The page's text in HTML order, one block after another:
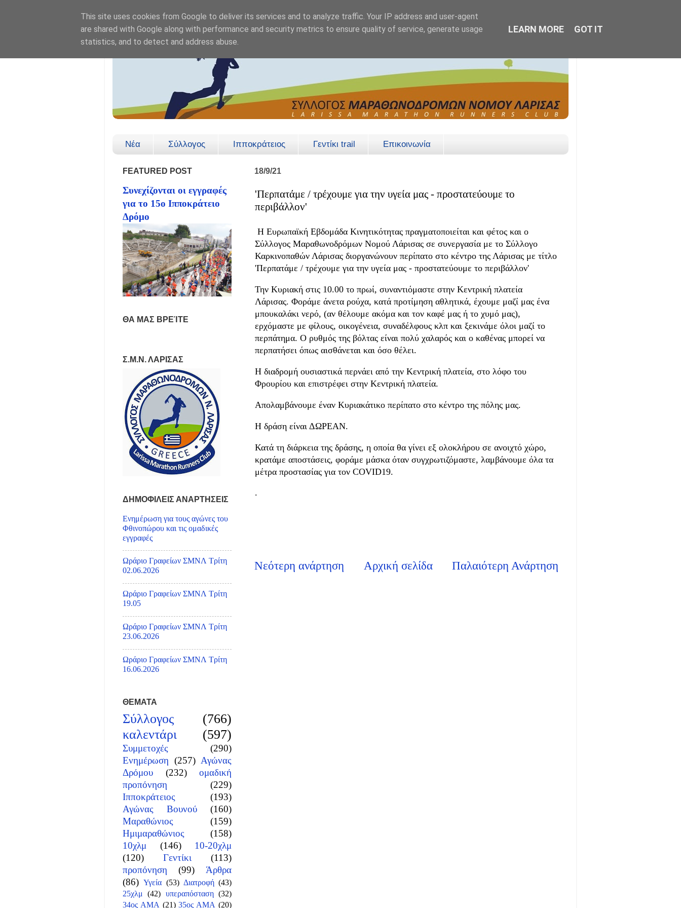
Νέα Σύλλογος Ιπποκράτειος Γεντίκι trail Επικοινωνία
18/9/21
'Περπατάμε / τρέχουμε για την υγεία μας - προστατεύουμε το
περιβάλλον'
Η Ευρωπαϊκή Εβδομάδα Κινητικότητας πραγματοποιείται και φέτος και ο
Σύλλογος Μαραθωνοδρόμων Νομού Λάρισας σε συνεργασία με το Σύλλογο
Καρκινοπαθών Λάρισας διοργανώνουν περίπατο στο κέντρο της Λάρισας με τίτλο
'Περπατάμε / τρέχουμε για την υγεία μας - προστατεύουμε το περιβάλλον'
Την Κυριακή στις 10.00 το πρωί, συναντιόμαστε στην Κεντρική πλατεία
Λάρισας. Φοράμε άνετα ρούχα, κατά προτίμηση αθλητικά, έχουμε μαζί μας ένα
μπουκαλάκι νερό, (αν θέλουμε ακόμα και τον καφέ μας ή το χυμό μας),
ερχόμαστε με φίλους, οικογένεια, συναδέλφους κλπ και ξεκινάμε όλοι μαζί το
περπάτημα. Ο ρυθμός της βόλτας είναι πολύ χαλαρός και ο καθένας μπορεί να
περπατήσει όπως αισθάνεται και όσο θέλει.
Η διαδρομή ουσιαστικά περνάει από την Κεντρική πλατεία, στο λόφο του
Φρουρίου και επιστρέφει στην Κεντρική πλατεία.
Απολαμβάνουμε έναν Κυριακάτικο περίπατο στο κέντρο της πόλης μας.
Η δράση είναι ΔΩΡΕΑΝ.
Κατά τη διάρκεια της δράσης, η οποία θα γίνει εξ ολοκλήρου σε ανοιχτό χώρο,
κρατάμε αποστάσεις, φοράμε μάσκα όταν συγχρωτιζόμαστε, λαμβάνουμε όλα τα
μέτρα προστασίας για τον COVID19.
.
Νεότερη ανάρτηση Παλαιότερη Ανάρτηση
Αρχική σελίδα
FEATURED POST
Συνεχίζονται οι εγγραφές
για το 15ο Ιπποκράτειο
Δρόμο
ΘΑ ΜΑΣ ΒΡΕΊΤΕ
Σ.Μ.Ν. ΛΑΡΙΣΑΣ
ΔΗΜΟΦΙΛΕΙΣ ΑΝΑΡΤΗΣΕΙΣ
Ενημέρωση για τους αγώνες του
Φθινοπώρου και τις ομαδικές
εγγραφές
Ωράριο Γραφείων ΣΜΝΛ Τρίτη
02.06.2026
Ωράριο Γραφείων ΣΜΝΛ Τρίτη
19.05
Ωράριο Γραφείων ΣΜΝΛ Τρίτη
23.06.2026
Ωράριο Γραφείων ΣΜΝΛ Τρίτη
16.06.2026
ΘΕΜΑΤΑ
Σύλλογος
(766)
καλεντάρι
(597)
Συμμετοχές
(290)
Ενημέρωση (257) Αγώνας
Δρόμου
(232)
ομαδική
προπόνηση
(229)
Ιπποκράτειος
(193)
Αγώνας Βουνού
(160)
Μαραθώνιος
(159)
Ημιμαραθώνιος
(158)
10χλμ
(146)
10-20χλμ
(120)
Γεντίκι
(113)
προπόνηση
(99)
Άρθρα
(86) Υγεία (53) Διατροφή (43)
25χλμ (42) υπεραπόσταση (32)
34ος ΑΜΑ (21) 35ος ΑΜΑ (20)
This site uses cookies from Google to deliver its services and to analyze traffic. Your IP address and user-agent
are shared with Google along with performance and security metrics to ensure quality of service, generate usage
statistics, and to detect and address abuse.
LEARN MORE GOT IT